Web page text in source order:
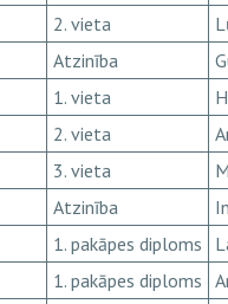
2. vieta
Atzinība
1. vieta
2. vieta
3. vieta
Atzinība
1. pakāpes diploms
1. pakāpes diploms